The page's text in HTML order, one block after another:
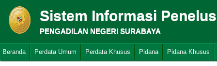
Sistem Informasi
PENGADILAN NEGERI SURABAYA
Beranda Perdata Umum Perdata Khusus Pidana Pidana Khusus